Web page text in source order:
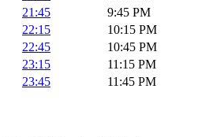
21:45
9:45 PM
22:15
10:15 PM
22:45
10:45 PM
23:15
11:15 PM
23:45 11:45 PM